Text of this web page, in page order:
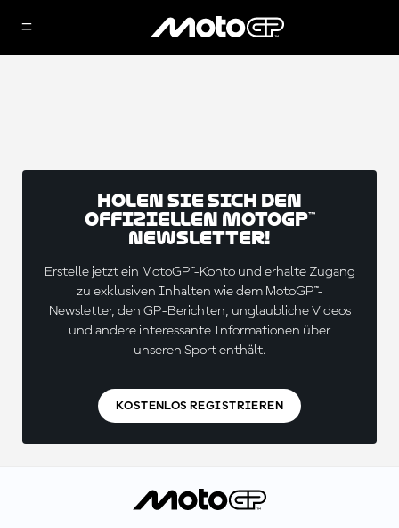
Holen Sie sich den
offiziellen MotoGP™
Newsletter!
Erstelle jetzt ein MotoGP™-Konto und erhalte Zugang
zu exklusiven Inhalten wie dem MotoGP™-
Newsletter, den GP-Berichten, unglaubliche Videos
und andere interessante Informationen über
unseren Sport enthält.
KOSTENLOS REGISTRIEREN